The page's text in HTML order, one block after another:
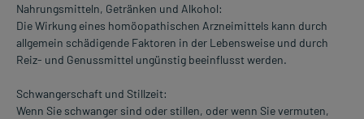
Nahrungsmitteln, Getränken und Alkohol:
Die Wirkung eines homöopathischen Arzneimittels kann durch
allgemein schädigende Faktoren in der Lebensweise und durch
Reiz- und Genussmittel ungünstig beeinflusst werden.
Schwangerschaft und Stillzeit:
Wenn Sie schwanger sind oder stillen, oder wenn Sie vermuten,